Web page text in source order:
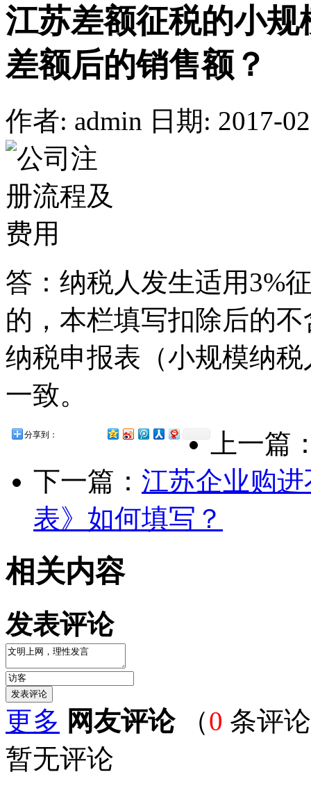
江苏差额征税的小
差额后的销售额？
作者: admin 日期: 2017-
答：纳税人发生适用3%
的，本栏填写扣除后的
纳税申报表（小规模纳
一致。
分享到：
上一篇
下一篇： 江苏企业购
表》如何填写？
相关内容
发表评论
更多 网友评论（0 条评
暂无评论